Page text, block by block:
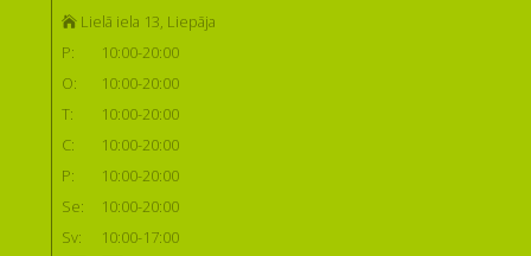
Lielā iela 13, Liepāja
P:
10:00-20:00
O:
10:00-20:00
T:
10:00-20:00
C:
10:00-20:00
P:
10:00-20:00
Se:
10:00-20:00
Sv:
10:00-17:00